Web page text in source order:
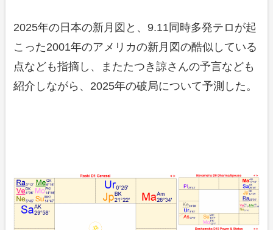
2025年の日本の新月図と、9.11同時多発テロが起
こった2001年のアメリカの新月図の酷似している
点なども指摘し、またたつき諒さんの予言なども
紹介しながら、2025年の破局について予測した。